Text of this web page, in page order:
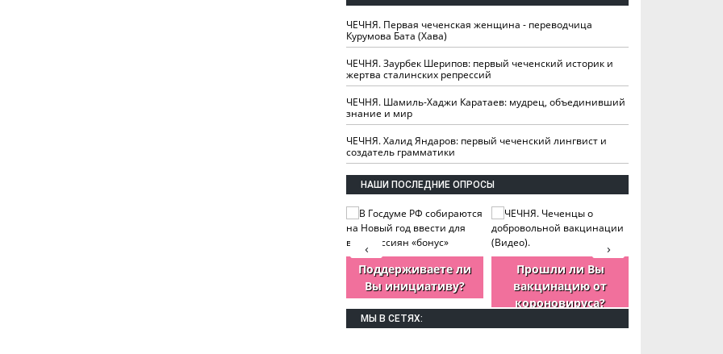
ЧЕЧНЯ. Первая чеченская женщина - переводчица
Курумова Бата (Хава)
ЧЕЧНЯ. Заурбек Шерипов: первый чеченский историк и
жертва сталинских репрессий
ЧЕЧНЯ. Шамиль-Хаджи Каратаев: мудрец, объединивший
знание и мир
ЧЕЧНЯ. Халид Яндаров: первый чеченский лингвист и
создатель грамматики
НАШИ ПОСЛЕДНИЕ ОПРОСЫ
Поддерживаете ли
Вы инициативу?
Прошли ли Вы
вакцинацию от
короновируса?
›
‹
МЫ В СЕТЯХ: